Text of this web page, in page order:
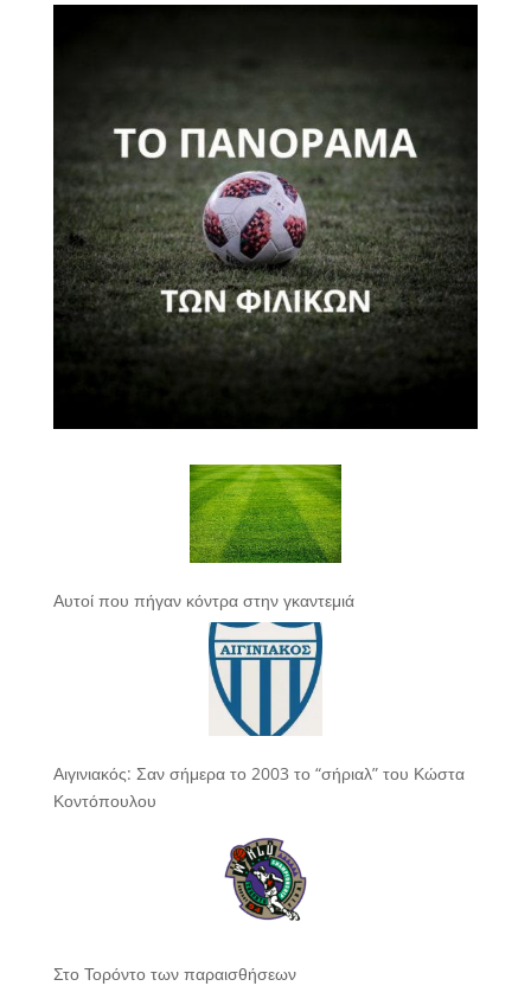
Αυτοί που πήγαν κόντρα στην γκαντεμιά
Αιγινιακός: Σαν σήμερα το 2003 το “σήριαλ” του Κώστα
Κοντόπουλου
Στο Τορόντο των παραισθήσεων